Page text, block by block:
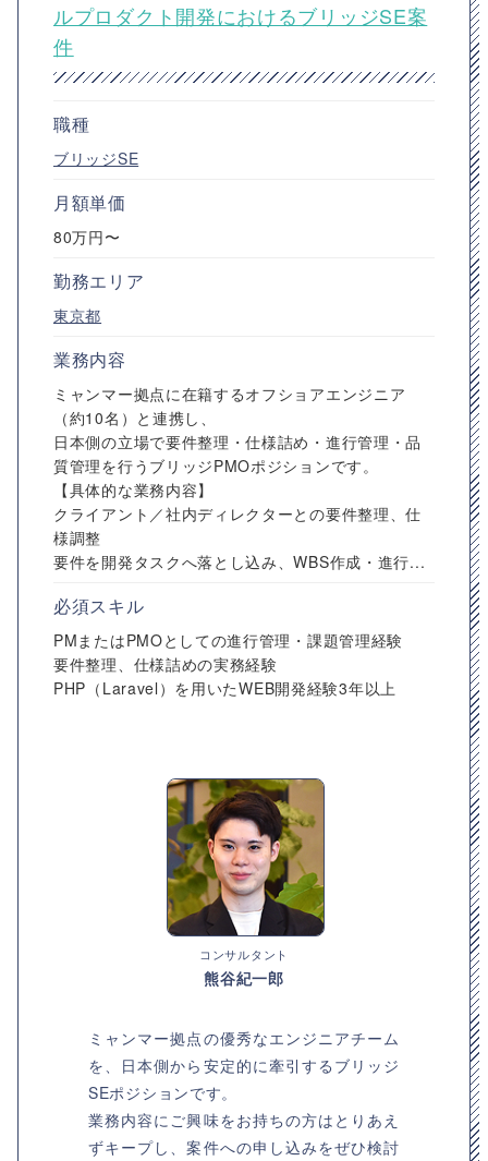
ルプロダクト開発におけるブリッジSE案
件
職種
ブリッジSE
月額単価
80万円〜
勤務エリア
東京都
業務内容
ミャンマー拠点に在籍するオフショアエンジニア
（約10名）と連携し、
日本側の立場で要件整理・仕様詰め・進行管理・品
質管理を行うブリッジPMOポジションです。
【具体的な業務内容】
クライアント／社内ディレクターとの要件整理、仕
様調整
要件を開発タスクへ落とし込み、WBS作成・進行...
必須スキル
PMまたはPMOとしての進行管理・課題管理経験
要件整理、仕様詰めの実務経験
PHP（Laravel）を用いたWEB開発経験3年以上
コンサルタント
熊谷紀一郎
ミャンマー拠点の優秀なエンジニアチーム
を、日本側から安定的に牽引するブリッジ
SEポジションです。
業務内容にご興味をお持ちの方はとりあえ
ずキープし、案件への申し込みをぜひ検討